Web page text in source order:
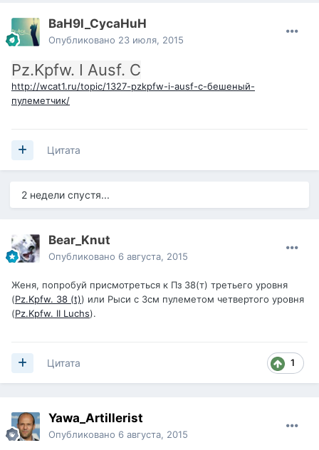
BaH9l_CycaHuH
Опубликовано 23 июля, 2015
Pz.Kpfw. I Ausf. C
http://wcat1.ru/topic/1327-pzkpfw-i-ausf-c-бешеный-
пулеметчик/
Цитата
2 недели спустя...
Bear_Knut
Опубликовано 6 августа, 2015
Женя, попробуй присмотреться к Пз 38(т) третьего уровня
(Pz.Kpfw. 38 (t)) или Рыси с 3см пулеметом четвертого уровня
(Pz.Kpfw. II Luchs).
1
Цитата
Yawa_Artillerist
Опубликовано 6 августа, 2015